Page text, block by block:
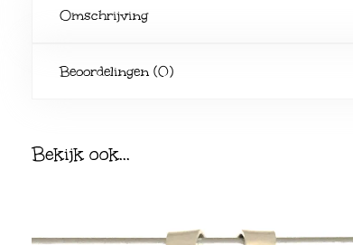
Omschrijving
Beoordelingen (0)
Bekijk ook...